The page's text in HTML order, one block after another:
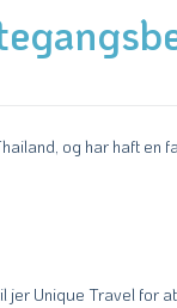
og har haft
jer Unique Travel for